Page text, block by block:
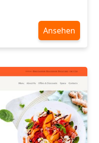
Ansehen